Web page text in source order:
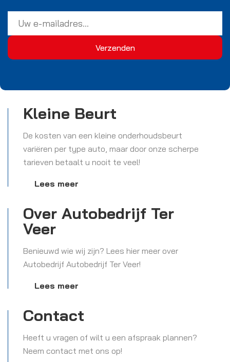
Kleine Beurt
De kosten van een kleine onderhoudsbeurt
variëren per type auto, maar door onze scherpe
tarieven betaalt u nooit te veel!
Lees meer
Over Autobedrijf Ter
Veer
Benieuwd wie wij zijn? Lees hier meer over
Autobedrijf Autobedrijf Ter Veer!
Lees meer
Contact
Heeft u vragen of wilt u een afspraak plannen?
Neem contact met ons op!